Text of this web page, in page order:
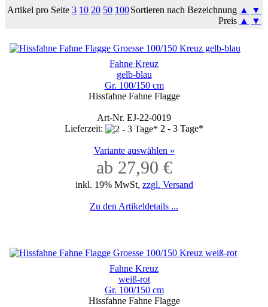
Artikel pro Seite 3 10 20 50 100Sortieren nach Bezeichnung ▲
▼
Preis ▲ ▼
Fahne Kreuz
gelb-blau
Gr. 100/150 cm
Hissfahne Fahne Flagge
Art-Nr. EJ-22-0019
Lieferzeit:
2 - 3 Tage*
Variante auswählen »
ab 27,90 €
inkl. 19% MwSt, zzgl. Versand
Zu den Artikeldetails ...
Fahne Kreuz
weiß-rot
Gr. 100/150 cm
Hissfahne Fahne Flagge